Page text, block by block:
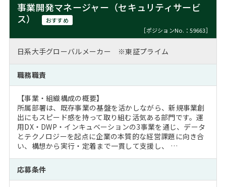
事業開発マネージャー（セキュリティサービ
ス）
おすすめ
［ポジションNo.：59663］
日系大手グローバルメーカー ※東証プライム
職務職責
【事業・組織構成の概要】
所属部署は、既存事業の基盤を活かしながら、新規事業創
出にもスピード感を持って取り組む活気ある部門です。運
用DX・DWP・インキュベーションの3事業を通じ、データ
とテクノロジーを起点に企業の本質的な経営課題に向き合
い、構想から実行・定着まで一貫して支援し、 …
応募条件